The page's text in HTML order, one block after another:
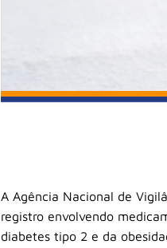
A Agência Nacional de
registro envolvendo
diabetes tipo 2 e da